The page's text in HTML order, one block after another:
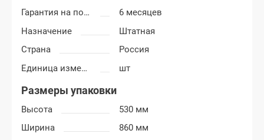
Гарантия на покраску
6 месяцев
Назначение
Штатная
Страна
Россия
Единица измерения
шт
Размеры упаковки
Высота
530 мм
Ширина
860 мм